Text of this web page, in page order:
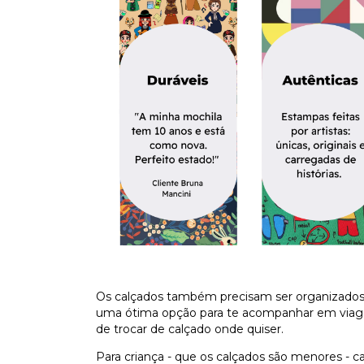
Os calçados também precisam ser
uma ótima opção para te acompanhar em
de trocar de calçado onde quiser.
Para criança - que os calçados são menores -